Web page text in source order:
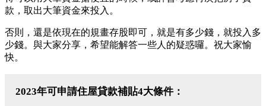
款，取出大筆資金來投入。
否則，還是依現在的規畫存股即可，就是有多少錢，就投入多
少錢。與大家分享，希望能解答一些人的疑惑囉。祝大家愉
快。
2023年可申請住屋貸款補貼4大條件：